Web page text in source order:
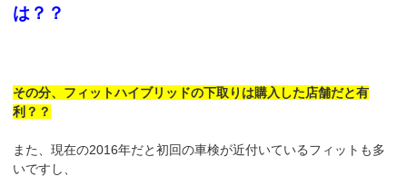
は？？
その分、フィットハイブリッドの下取りは購入した店舗だと有
利？？
また、現在の2016年だと初回の車検が近付いているフィットも多
いですし、